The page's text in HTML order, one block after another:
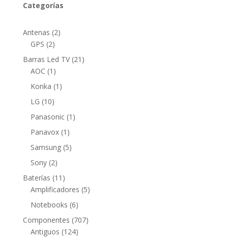
Categorías
Antenas 22
GPS 22
productos
Barras Led TV 21 21
AOC 1 1
producto
Konka 1 1
LG 1010
productos
Panasonic 1 1
Panavox 1 1
producto
Samsung 55
Sony 22
productos
Baterías 11 11
productos
Amplificadores 55
Notebooks 66
productos
Componentes 707707
Antiguos 124124